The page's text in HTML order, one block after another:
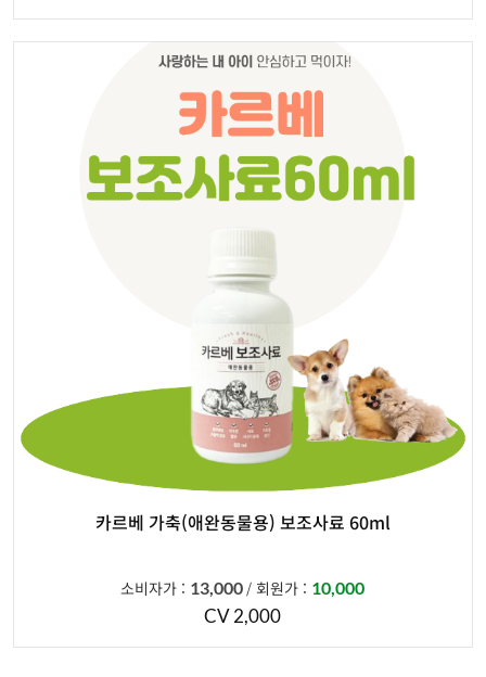
카르베 가축(애완동물용) 보조사료 60ml
소비자가 : 13,000/ 회원가 : 10,000
CV 2,000